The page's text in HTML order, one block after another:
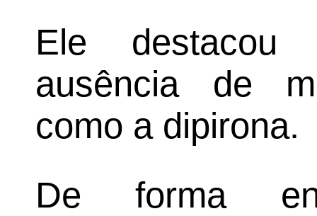
Ele destacou
ausência de
como a dipirona.
De forma